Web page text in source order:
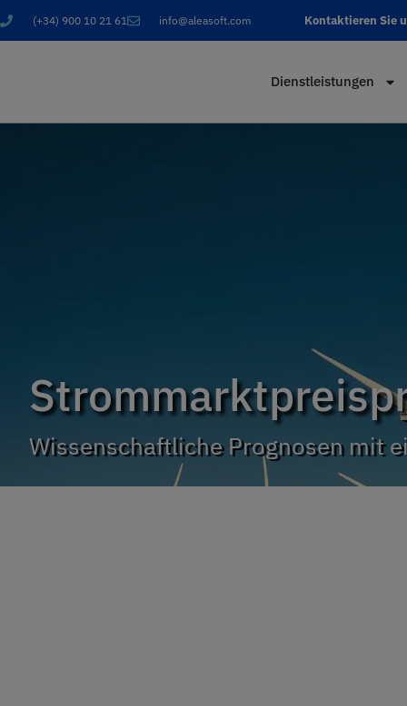
(+34) 900 10 21 61 info@aleasoft.com Kontaktieren Sie
Dienstleistungen
Wissenschaftliche Prognosen mit